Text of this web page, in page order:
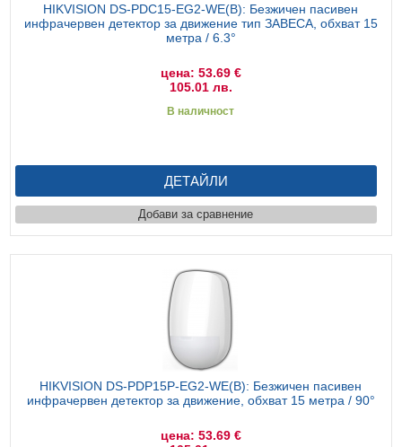
HIKVISION DS-PDC15-EG2-WE(B): Безжичен пасивен
инфрачервен детектор за движение тип ЗАВЕСА, обхват 15
метра / 6.3°
цена: 53.69 €
105.01 лв.
В наличност
ДЕТАЙЛИ
Добави за сравнение
HIKVISION DS-PDP15P-EG2-WE(B): Безжичен пасивен
инфрачервен детектор за движение, обхват 15 метра / 90°
цена: 53.69 €